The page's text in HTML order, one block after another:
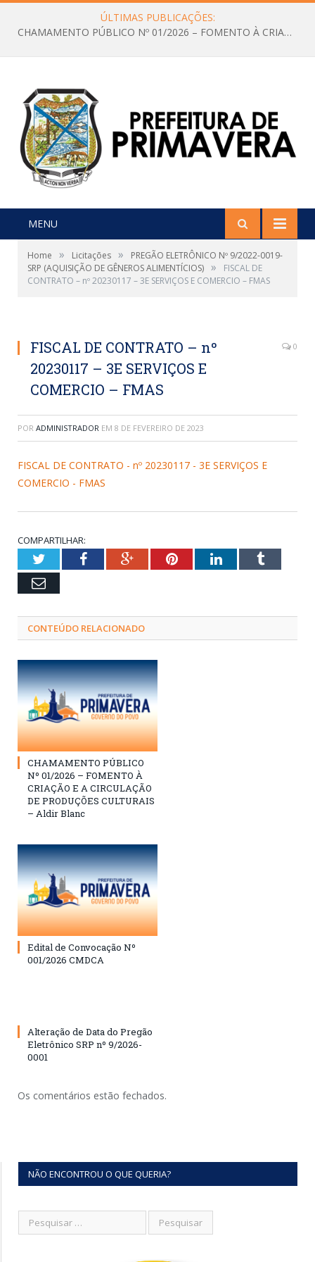
ÚLTIMAS PUBLICAÇÕES:
CHAMAMENTO PÚBLICO Nº 01/2026 – FOMENTO À CRIAÇÃO E A CIRCULAÇÃO DE PRODUÇÕES CULTURAIS – Aldir Blanc
MENU
Home » Licitações »
PREGÃO ELETRÔNICO Nº 9/2022-0019-
SRP (AQUISIÇÃO DE GÊNEROS ALIMENTÍCIOS) »
FISCAL DE
CONTRATO – nº 20230117 – 3E SERVIÇOS E COMERCIO – FMAS
FISCAL DE CONTRATO – nº
20230117 – 3E SERVIÇOS E
COMERCIO – FMAS
0
POR ADMINISTRADOR EM 8 DE FEVEREIRO DE 2023
FISCAL DE CONTRATO - nº 20230117 - 3E SERVIÇOS E
COMERCIO - FMAS
COMPARTILHAR:
TwitterFacebookGoogle+PinterestLinkedInTumblr
Email
CONTEÚDO RELACIONADO
CHAMAMENTO PÚBLICO
Nº 01/2026 – FOMENTO À
CRIAÇÃO E A CIRCULAÇÃO
DE PRODUÇÕES CULTURAIS
– Aldir Blanc
Edital de Convocação Nº
001/2026 CMDCA
Alteração de Data do Pregão
Eletrônico SRP nº 9/2026-
0001
Os comentários estão fechados.
NÃO ENCONTROU O QUE QUERIA?